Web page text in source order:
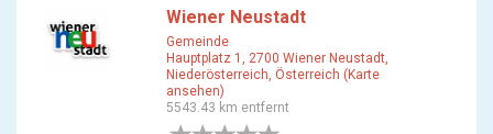
Wiener Neustadt
Gemeinde
Hauptplatz 1, 2700 Wiener Neustadt,
Niederösterreich, Österreich (Karte
ansehen)
5543.43 km entfernt